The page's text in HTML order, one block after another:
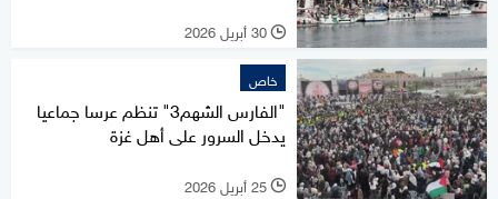
l 30 أبريل 2026
خاص
"الفارس الشهم3" تنظم عرسا جماعيا
يدخل السرور على أهل غزة
l 25 أبريل 2026